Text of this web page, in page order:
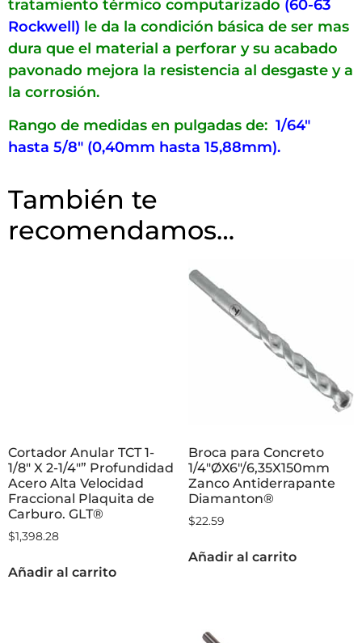
tratamiento térmico computarizado (60-63
Rockwell) le da la condición básica de ser mas
dura que el material a perforar y su acabado
pavonado mejora la resistencia al desgaste y a
la corrosión.
Rango de medidas en pulgadas de: 1/64″
hasta 5/8″ (0,40mm hasta 15,88mm).
También te
recomendamos…
Cortador Anular TCT 1-
1/8″ X 2-1/4″” Profundidad
Acero Alta Velocidad
Fraccional Plaquita de
Carburo. GLT®
$1,398.28
Añadir al carrito
Broca para Concreto
1/4″ØX6″/6,35X150mm
Zanco Antiderrapante
Diamanton®
$22.59
Añadir al carrito